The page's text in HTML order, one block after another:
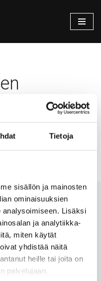
Tietoja
sisällön ja mainosten
ominaisuuksien
Lisäksi
ja analytiikka-
miten käytät
yhdistää näitä
heille tai joita on
palvelujaan.
24/7
löydämme varmasti
toimitusajalla. Myös
onnistuu mittavan